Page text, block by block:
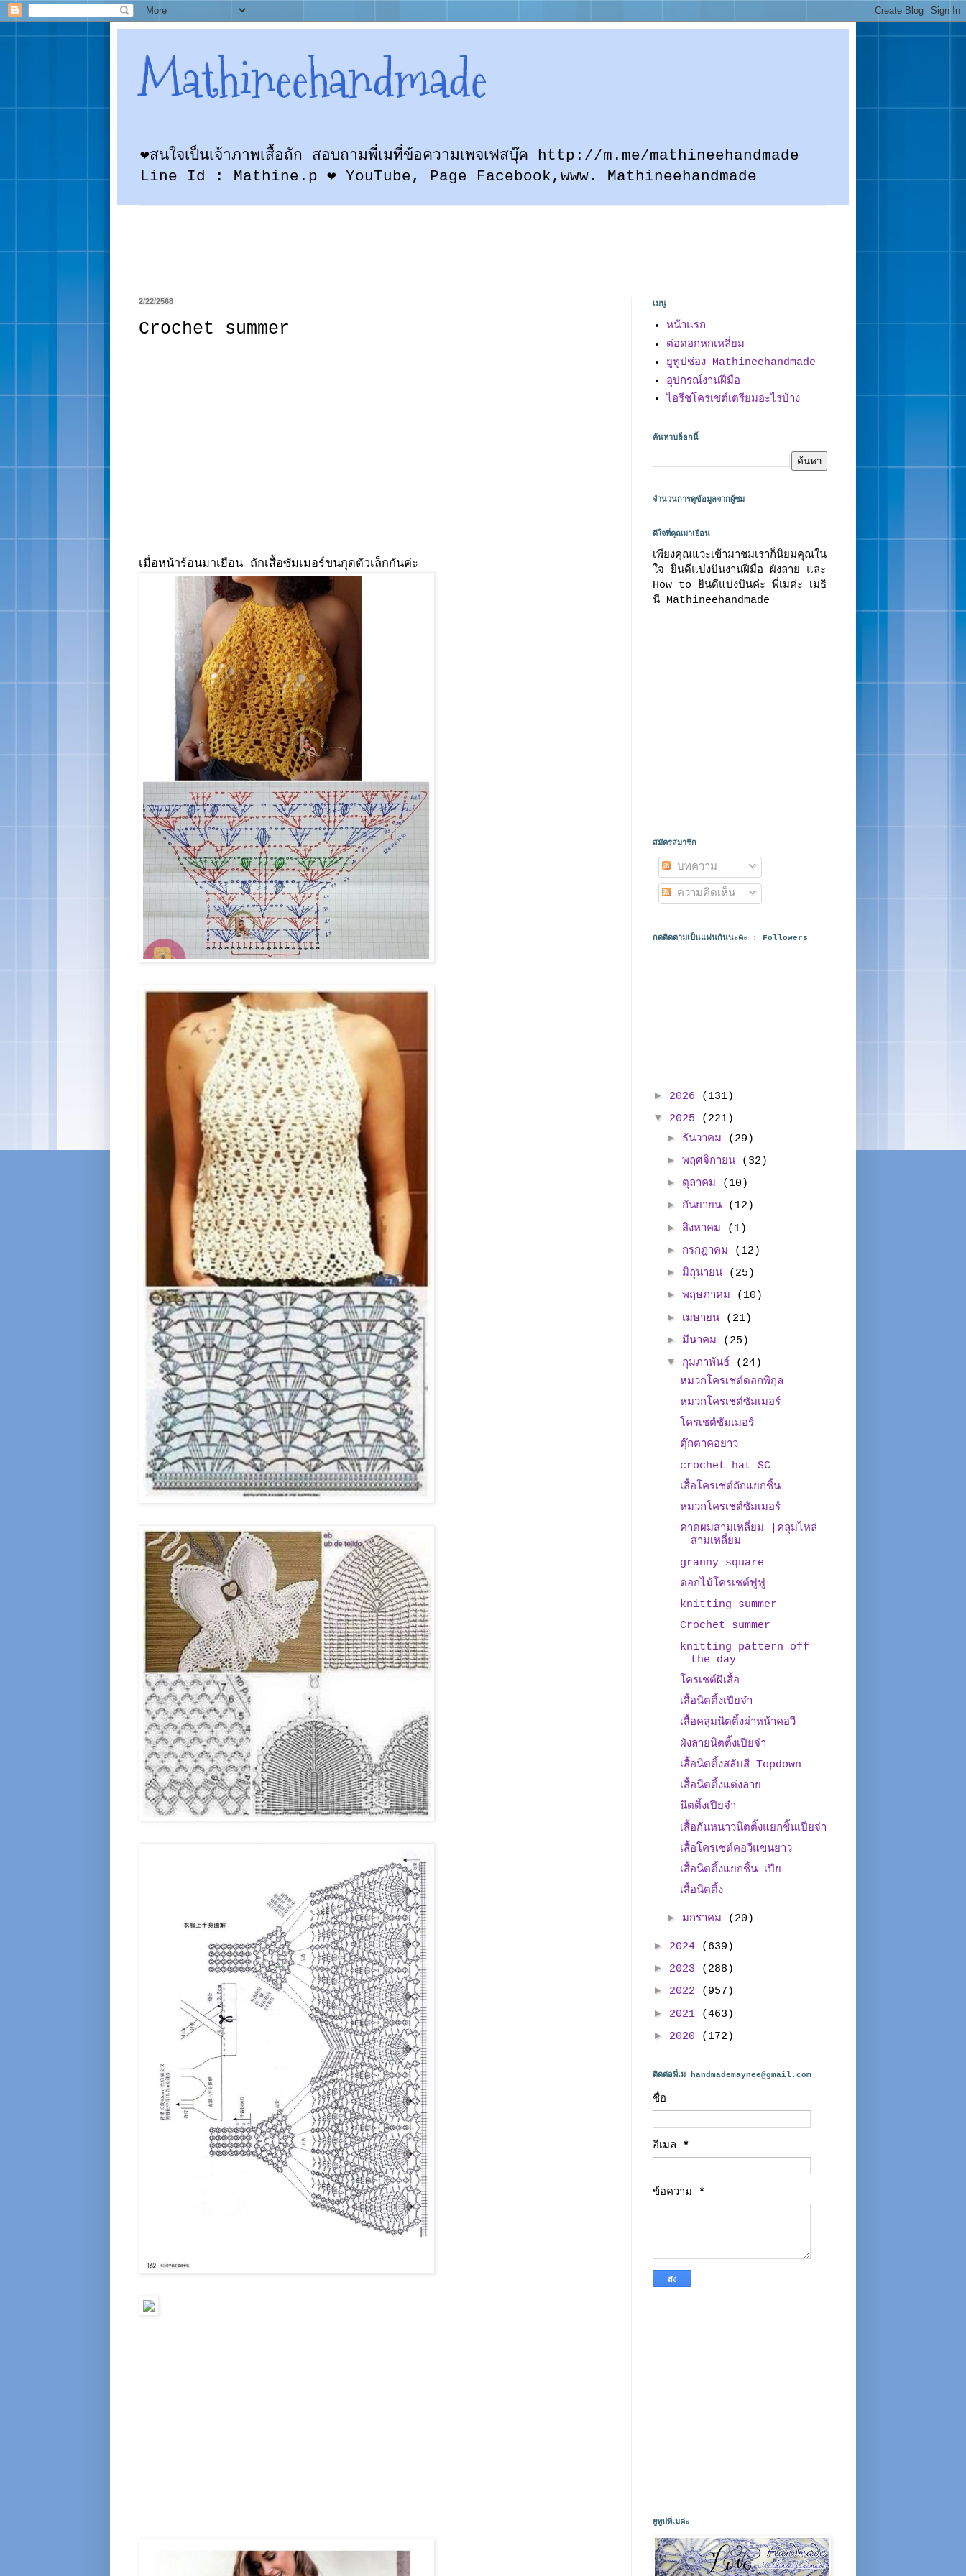
Mathineehandmade
❤สนใจเป็นเจ้าภาพเสื้อถัก สอบถามพี่เมที่ข้อความเพจเฟสบุ๊ค http://m.me/mathineehandmade
Line Id : Mathine.p ❤ YouTube, Page Facebook,www. Mathineehandmade
2/22/2568
Crochet summer
เมื่อหน้าร้อนมาเยือน ถักเสื้อซัมเมอร์ขนกุดตัวเล็กกันค่ะ
เมนู
หน้าแรก
ต่อดอกหกเหลี่ยม
ยูทูปช่อง Mathineehandmade
อุปกรณ์งานฝีมือ
ไอรีชโครเชต์เตรียมอะไรบ้าง
ค้นหาบล็อกนี้
จำนวนการดูข้อมูลจากผู้ชม
ดีใจที่คุณมาเยือน
เพียงคุณแวะเข้ามาชมเราก็นิยมคุณใน
ใจ ยินดีแบ่งปันงานฝีมือ ผังลาย และ
How to ยินดีแบ่งปันค่ะ พี่เมค่ะ เมธิ
นี Mathineehandmade
สมัครสมาชิก
บทความ
ความคิดเห็น
กดติดตามเป็นแฟนกันนะคะ : Followers
► 2026
(131)
▼ 2025
(221)
► ธันวาคม
(29)
► พฤศจิกายน
(32)
► ตุลาคม
(10)
► กันยายน
(12)
► สิงหาคม
(1)
► กรกฎาคม
(12)
► มิถุนายน
(25)
► พฤษภาคม
(10)
► เมษายน
(21)
► มีนาคม
(25)
▼ กุมภาพันธ์
(24)
หมวกโครเชต์ดอกพิกุล
หมวกโครเชต์ซัมเมอร์
โครเชต์ซัมเมอร์
ตุ๊กตาคอยาว
crochet hat SC
เสื้อโครเชต์ถักแยกชิ้น
หมวกโครเชต์ซัมเมอร์
คาดผมสามเหลี่ยม |คลุมไหล่
สามเหลี่ยม
granny square
ดอกไม้โครเชต์ฟูฟู
knitting summer
Crochet summer
knitting pattern off
the day
โครเชต์ผีเสื้อ
เสื้อนิตติ้งเปียจ๋า
เสื้อคลุมนิตติ้งผ่าหน้าคอวี
ผังลายนิตติ้งเปียจ๋า
เสื้อนิตติ้งสลับสี Topdown
เสื้อนิตติ้งแต่งลาย
นิตติ้งเปียจ๋า
เสื้อกันหนาวนิตติ้งแยกชิ้นเปียจ๋า
เสื้อโครเชต์คอวีแขนยาว
เสื้อนิตติ้งแยกชิ้น เปีย
เสื้อนิตติ้ง
► มกราคม (20)
► 2024
(639)
► 2023
(288)
► 2022
(957)
► 2021
(463)
► 2020 (172)
ติดต่อพี่เม handmademaynee@gmail.com
ชื่อ
อีเมล *
ข้อความ *
ยูทูปพี่เมค่ะ